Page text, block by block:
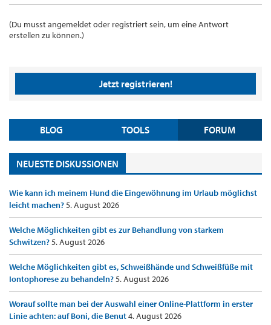
(Du musst angemeldet oder registriert sein, um eine Antwort
erstellen zu können.)
Jetzt registrieren!
BLOG TOOLS FORUM
NEUESTE DISKUSSIONEN
Wie kann ich meinem Hund die Eingewöhnung im Urlaub möglichst
leicht machen?5. August 2026
Welche Möglichkeiten gibt es zur Behandlung von starkem
Schwitzen?5. August 2026
Welche Möglichkeiten gibt es, Schweißhände und Schweißfüße mit
Iontophorese zu behandeln?5. August 2026
Worauf sollte man bei der Auswahl einer Online-Plattform in erster
Linie achten: auf Boni, die Benut4. August 2026